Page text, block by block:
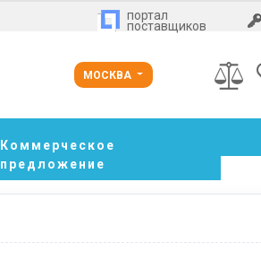
портал
поставщиков
МОСКВА
Коммерческое
предложение